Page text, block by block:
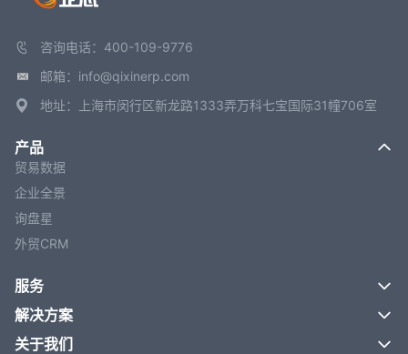
咨询电话：400-109-9776
邮箱：info@qixinerp.com
地址：上海市闵行区新龙路1333弄万科七宝国际31幢706室
产品
贸易数据
企业全景
询盘星
外贸CRM
服务
解决方案
关于我们